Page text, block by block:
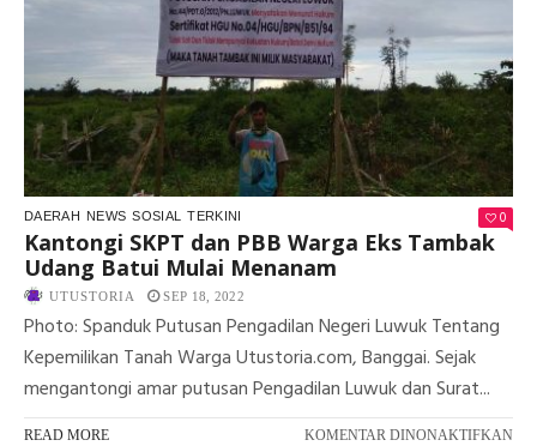
DAERAH NEWS SOSIAL TERKINI 0
Kantongi SKPT dan PBB Warga Eks Tambak
Udang Batui Mulai Menanam
UTUSTORIA SEP 18, 2022
Photo: Spanduk Putusan Pengadilan Negeri Luwuk Tentang
Kepemilikan Tanah Warga Utustoria.com, Banggai. Sejak
mengantongi amar putusan Pengadilan Luwuk dan Surat...
READ MORE KOMENTAR DINONAKTIFKAN